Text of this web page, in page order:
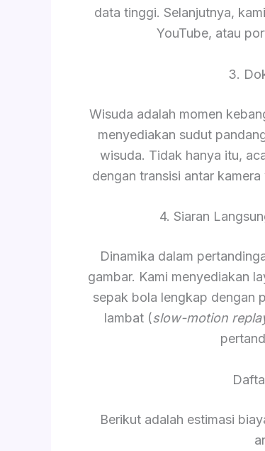
data tinggi. Selanjutnya,
YouTube, atau
3.
Wisuda adalah momen
menyediakan sudut
wisuda. Tidak hanya itu,
dengan transisi antar
4. Siaran
Dinamika dalam
gambar. Kami menyediakan
sepak bola lengkap dengan
lambat (slow-motion
Berikut adalah estimasi